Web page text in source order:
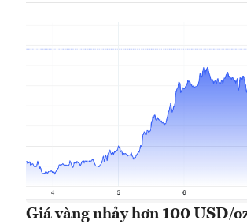
Giá vàng nhảy hơn 100 USD/